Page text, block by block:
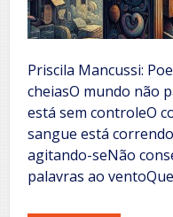
Priscila Mancussi:
cheiasO mundo não
está sem controleO
sangue está
agitando-seNão
palavras ao